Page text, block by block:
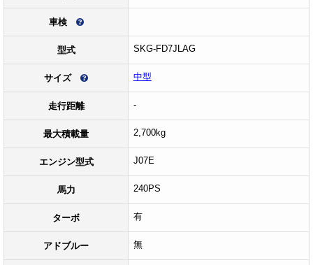
車検
型式 SKG-FD7JLAG
サイズ 中型
走行距離 -
最大積載量 2,700kg
エンジン型式 J07E
馬力 240PS
ターボ 有
アドブルー 無